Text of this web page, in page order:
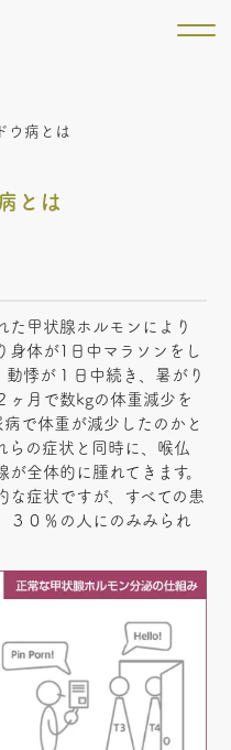
ウ病とは
とは
た甲状腺ホルモンにより
体が1日中マラソンをし
悸が１日中続き、暑がり
ヶ月で数kgの体重減少を
で体重が減少したのかと
らの症状と同時に、喉仏
全体的に腫れてきます。
な症状ですが、すべての患
３０％の人にのみみられ